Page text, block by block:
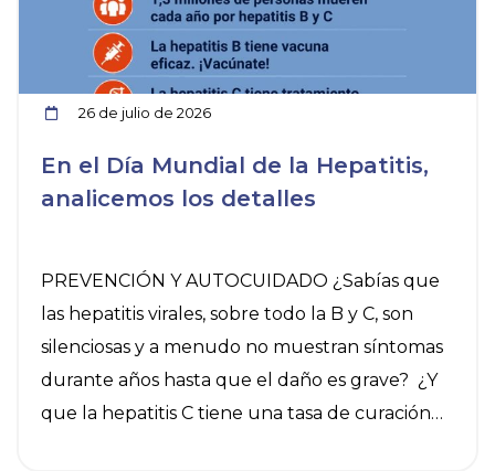
26 de julio de 2026
En el Día Mundial de la Hepatitis,
analicemos los detalles
PREVENCIÓN Y AUTOCUIDADO ¿Sabías que
las hepatitis virales, sobre todo la B y C, son
silenciosas y a menudo no muestran síntomas
durante años hasta que el daño es grave? ¿Y
que la hepatitis C tiene una tasa de curación